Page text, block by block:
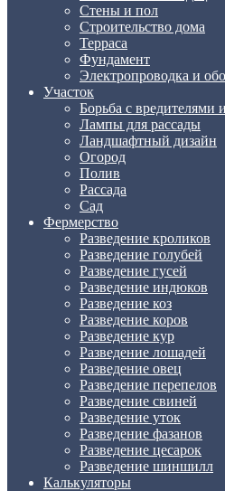
Стены и пол
Строительство дома
Терраса
Фундамент
Электропроводка и
Участок
Борьба с вредителями
Лампы для рассады
Ландшафтный дизайн
Огород
Полив
Рассада
Сад
Фермерство
Разведение кроликов
Разведение голубей
Разведение гусей
Разведение индюков
Разведение коз
Разведение коров
Разведение кур
Разведение лошадей
Разведение овец
Разведение перепелов
Разведение свиней
Разведение уток
Разведение фазанов
Разведение цесарок
Разведение шиншилл
Калькуляторы